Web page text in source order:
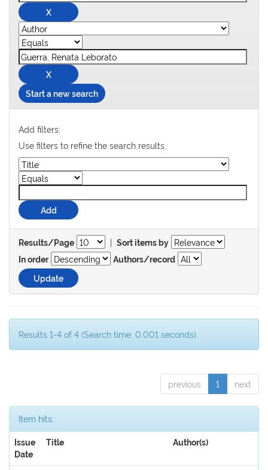
Start a new search
Add filters:
Use filters to refine the search results.
Results/Page | Sort items by
In order
Authors/record
Results 1-4 of 4 (Search time: 0.001 seconds).
previous 1 next
Item hits:
Issue
Date
Title Author(s)